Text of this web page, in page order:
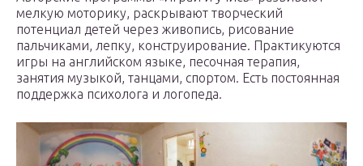
мелкую моторику, раскрывают творческий
потенциал детей через живопись, рисование
пальчиками, лепку, конструирование. Практикуются
игры на английском языке, песочная терапия,
занятия музыкой, танцами, спортом. Есть постоянная
поддержка психолога и логопеда.